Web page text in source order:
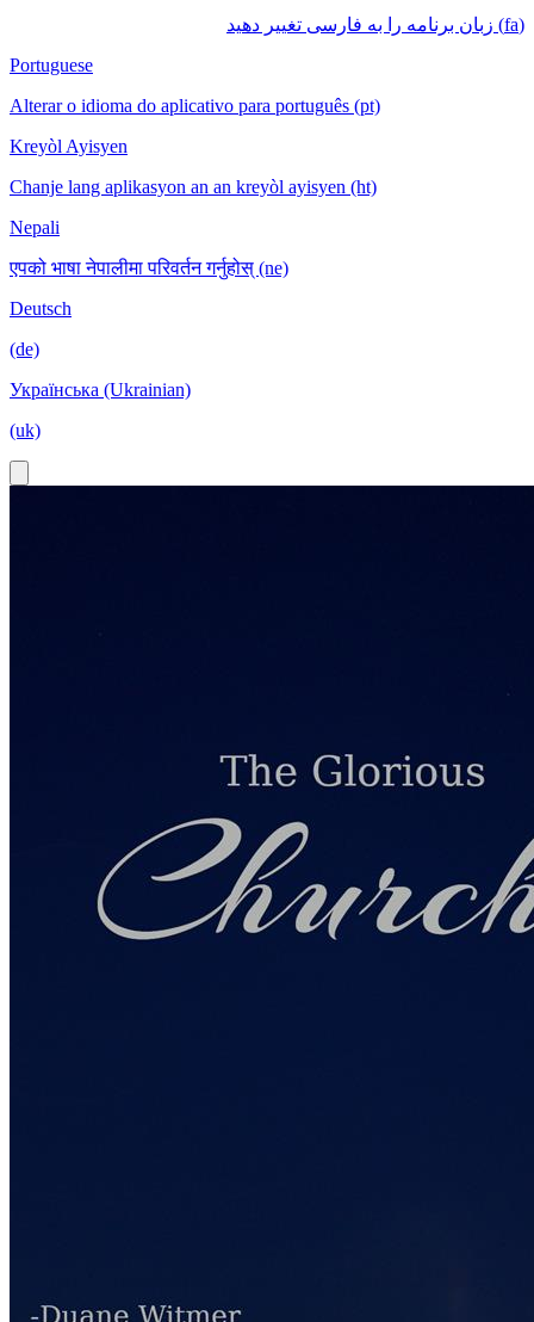
(fa) زبان برنامه را به فارسی تغییر دهید
Portuguese
Alterar o idioma do aplicativo para português (pt)
Kreyòl Ayisyen
Chanje lang aplikasyon an an kreyòl ayisyen (ht)
Nepali
एपको भाषा नेपालीमा परिवर्तन गर्नुहोस् (ne)
Deutsch
(de)
Українська (Ukrainian)
(uk)